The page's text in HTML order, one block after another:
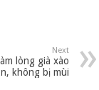
Next
lòng già xào
không bị mùi